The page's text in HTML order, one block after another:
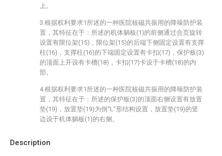
Description
上。
3.根据权利要求1所述的一种医院核磁共振用的降噪防护装
置，其特征在于：所述的机体躺板(1)的前侧通过合页旋转
设置有限位架(15)，限位架(15)的后端下侧固定设置有支撑
柱(16)，支撑柱(16)的下端固定设置有卡扣(17)，保护板(3)
的顶面上开设有卡槽(18)，卡扣(17)卡设于卡槽(18)的内
部。
4.根据权利要求1所述的一种医院核磁共振用的降噪防护装
置，其特征在于：所述的保护板(3)的顶面右侧设置有放置
垫(19)，放置垫(19)为倒“L”形结构设置，放置垫(19)的竖
边设于机体躺板(1)的右侧。